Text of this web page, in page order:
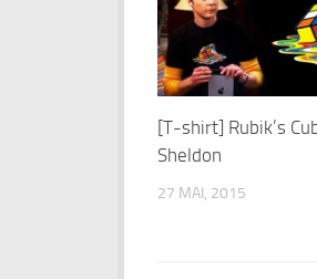
[T-shirt] Rubik’s
Sheldon
27 MAI, 2015